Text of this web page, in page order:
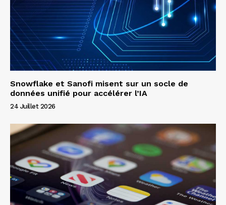
Snowflake et Sanofi misent sur un socle de
données unifié pour accélérer l’IA
24 Juillet 2026